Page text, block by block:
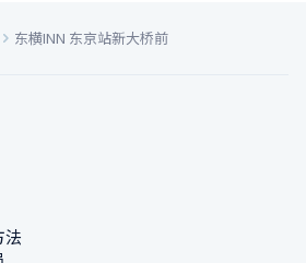
东横INN 东京站新大桥前
法